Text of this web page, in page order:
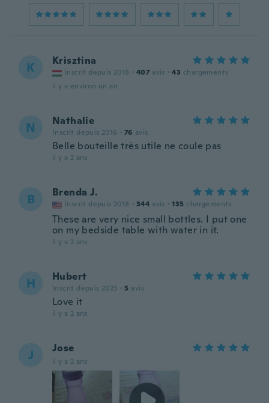
K Krisztina
Inscrit depuis 2018 · 407 avis · 43 chargements
il y a environ un an
N Nathalie
Inscrit depuis 2016 · 76 avis
Belle bouteille très utile ne coule pas
il y a 2 ans
B Brenda J.
Inscrit depuis 2018 · 344 avis · 135 chargements
These are very nice small bottles. I put one
on my bedside table with water in it.
il y a 2 ans
H Hubert
Inscrit depuis 2023 · 5 avis
Love it
il y a 2 ans
J Jose
il y a 2 ans